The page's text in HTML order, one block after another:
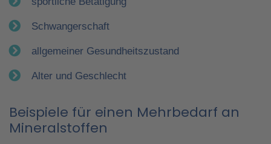
Schwangerschaft
allgemeiner Gesundheitszustand
Alter und Geschlecht
Beispiele für einen Mehrbedarf an
Mineralstoffen